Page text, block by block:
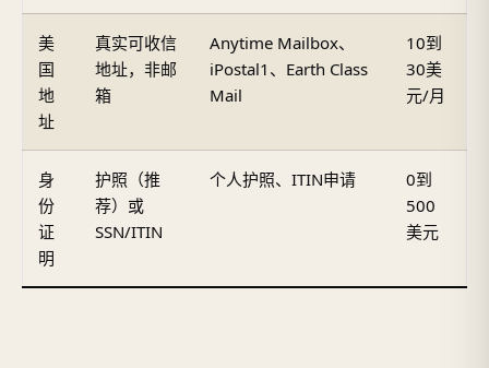
美
国
地
址
真实可收信
地址，非邮
箱
Anytime Mailbox、
iPostal1、Earth Class
Mail
10到
30美
元/月
身
份
证
明
护照（推
荐）或
SSN/ITIN
个人护照、ITIN申请
0到
500
美元